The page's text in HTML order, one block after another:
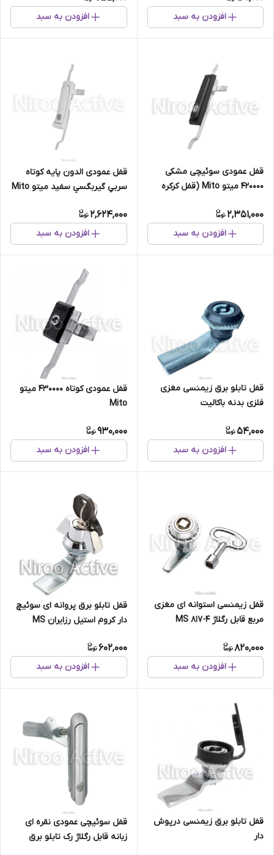
افزودن به سبد افزودن به سبد
قفل عمودی سوئیچی مشکی
420000 میتو Mito (قفل کرکره
2,351,000
افزودن به سبد
قفل عمودی الدون پايه كوتاه
سربي گيربگسي سفید میتو Mito
2,624,000
افزودن به سبد
قفل تابلو برق زیمنسی مغزی
فلزی بدنه باکالیت
54,000
افزودن به سبد
قفل عمودی کوتاه 430000 میتو
Mito
930,000
افزودن به سبد
قفل زیمنسی استوانه ای مغزی
مربع قابل رگلاژ MS 817-4
820,000
افزودن به سبد
قفل تابلو برق پروانه ای سوئیچ
دار کروم استیل رزایران MS
602,000
افزودن به سبد
قفل تابلو برق زیمنسی درپوش
دار
قفل سوئیچی عمودی نقره ای
زبانه قابل رگلاژ رک تابلو برق